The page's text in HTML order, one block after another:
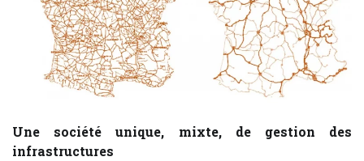
Une société unique, mixte, de gestion des
infrastructures